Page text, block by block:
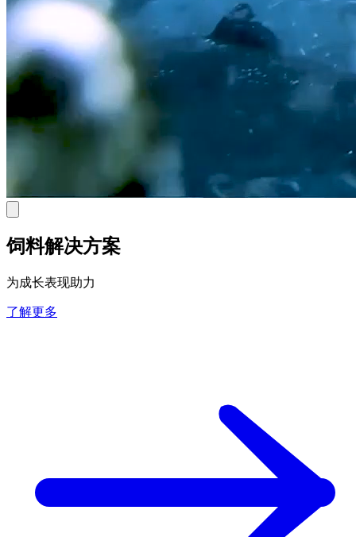
饲料解决方案
为成长表现助力
了解更多